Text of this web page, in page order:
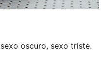
oscuro, sexo triste.